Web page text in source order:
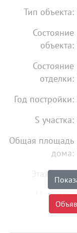
Тип объекта:
Состояние
объекта:
Состояние
отделки:
Год постройки:
S участка:
Общая площадь
дома:
Этажность:
Материал
постройки: